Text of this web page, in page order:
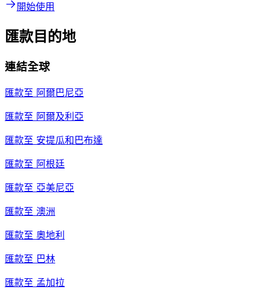
開始使用
匯款目的地
連結全球
匯款至 阿爾巴尼亞
匯款至 阿爾及利亞
匯款至 安提瓜和巴布達
匯款至 阿根廷
匯款至 亞美尼亞
匯款至 澳洲
匯款至 奧地利
匯款至 巴林
匯款至 孟加拉